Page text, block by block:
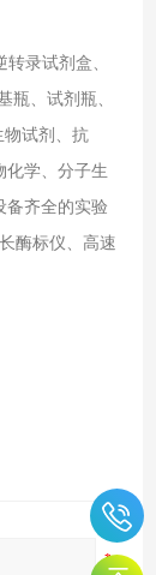
录试剂盒、
瓶、试剂瓶、
试剂、抗
化学、分子生
备齐全的实验
酶标仪、高速